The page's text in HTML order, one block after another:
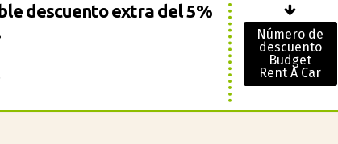
descuento extra del 5%
Número de
descuento
Budget
Rent A Car